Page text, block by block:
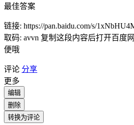
最佳答案
链接: https://pan.baidu.com/s/
取码: avvn 复制这段内容后打开百度
便哦
评论 分享
更多
编辑
删除
转换为评论